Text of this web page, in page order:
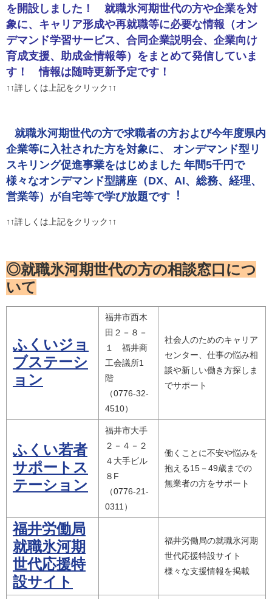
を開設しました！ 就職氷河期世代の方や企業を対
象に、キャリア形成や再就職等に必要な情報（オン
デマンド学習サービス、合同企業説明会、企業向け
育成支援、助成金情報等）をまとめて発信していま
す！ 情報は随時更新予定です！
↑↑詳しくは上記をクリック↑↑
就職氷河期世代の⽅で求職者の⽅および今年度県内
企業等に⼊社された⽅を対象に、 オンデマンド型リ
スキリング促進事業をはじめました 年間5千円で
様々なオンデマンド型講座（DX、AI、総務、経理、
営業等）が⾃宅等で学び放題です︕
↑↑詳しくは上記をクリック↑↑
◎就職氷河期世代の方の相談窓口につ
いて
ふくいジョ
ブステーシ
ョン
福井市西木
田２－８－
１ 福井商
工会議所1
階
（0776-32-
4510）
社会人のためのキャリア
センター、仕事の悩み相
談や新しい働き方探しま
でサポート
ふくい若者
サポートス
テーション
福井市大手
２－４－２
４大手ビル
８F
（0776-21-
0311）
働くことに不安や悩みを
抱える15－49歳までの
無業者の方をサポート
福井労働局
就職氷河期
世代応援特
設サイト
福井労働局の就職氷河期
世代応援特設サイト
様々な支援情報を掲載